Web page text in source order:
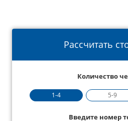
Рассчитать
Количество
1-4 5-9
Введите номер